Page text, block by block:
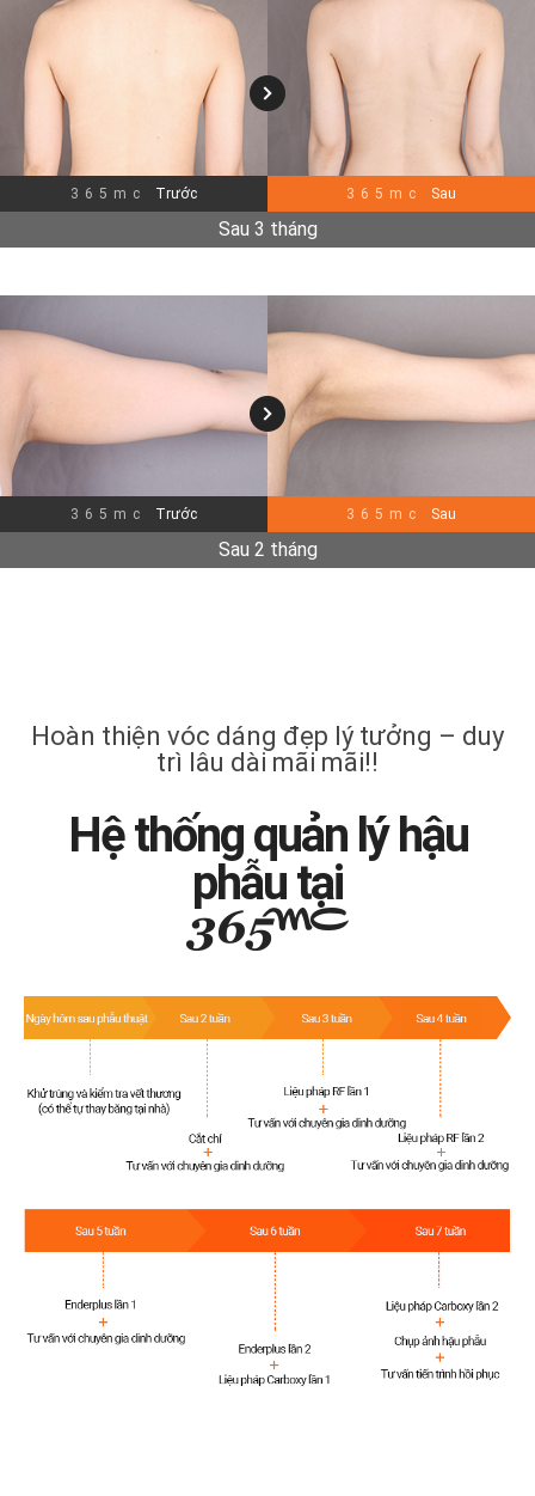
365mc Trước 365mc Sau
Sau 3 tháng
365mc Trước 365mc Sau
Sau 2 tháng
Hoàn thiện vóc dáng đẹp lý tưởng – duy
trì lâu dài mãi mãi!!
Hệ thống quản lý hậu
phẫu tại